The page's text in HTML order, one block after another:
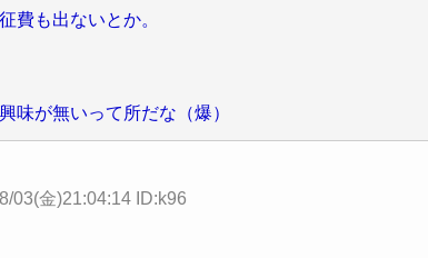
費も出ないとか。
味が無いって所だな（爆）
03(金)21:04:14 ID:k96